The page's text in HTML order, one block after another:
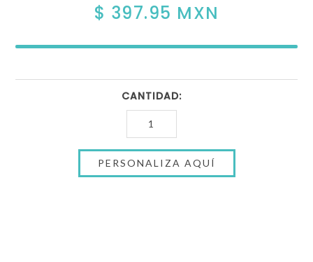
$ 397.95 MXN
CANTIDAD: